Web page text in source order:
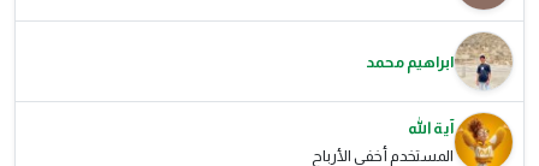
ابراهيم محمد
آية الله
المستخدم أخفى الأرباح